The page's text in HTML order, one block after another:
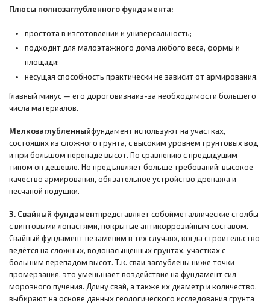
Плюсы полнозаглубленного фундамента:
простота в изготовлении и универсальность;
подходит для малоэтажного дома любого веса, формы и
площади;
несущая способность практически не зависит от армирования.
Главный минус — его дороговизнаиз-за необходимости большего
числа материалов.
Мелкозаглубленныйфундамент используют на участках,
состоящих из сложного грунта, с высоким уровнем грунтовых вод
и при большом перепаде высот. По сравнению с предыдущим
типом он дешевле. Но предъявляет больше требований: высокое
качество армирования, обязательное устройство дренажа и
песчаной подушки.
3. Свайный фундаментпредставляет собойметаллические столбы
с винтовыми лопастями, покрытые антикоррозийным составом.
Свайный фундамент незаменим в тех случаях, когда строительство
ведётся на сложных, водонасыщенных грунтах, участках с
большим перепадом высот. Т.к. сваи заглублены ниже точки
промерзания, это уменьшает воздействие на фундамент сил
морозного пучения. Длину свай, а также их диаметр и количество,
выбирают на основе данных геологического исследования грунта